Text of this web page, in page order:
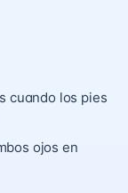
cuando los pies
ojos en